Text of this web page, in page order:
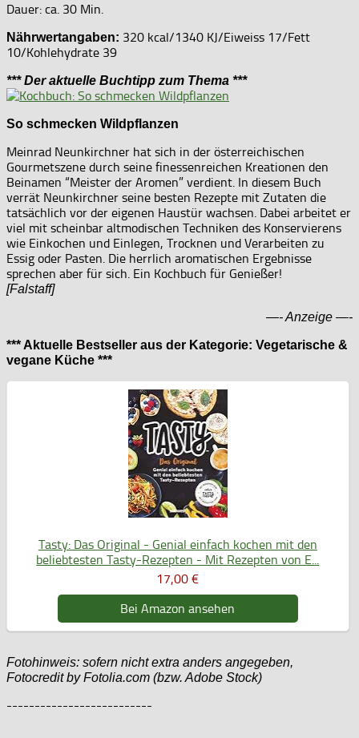
Dauer: ca. 30 Min.
Nährwertangaben: 320 kcal/1340 KJ/Eiweiss 17/Fett
10/Kohlehydrate 39
*** Der aktuelle Buchtipp zum Thema ***
So schmecken Wildpflanzen
Meinrad Neunkirchner hat sich in der österreichischen
Gourmetszene durch seine finessenreichen Kreationen den
Beinamen “Meister der Aromen” verdient. In diesem Buch
verrät Neunkirchner seine besten Rezepte mit Zutaten die
tatsächlich vor der eigenen Haustür wachsen. Dabei arbeitet er
viel mit scheinbar altmodischen Techniken des Konservierens
wie Einkochen und Einlegen, Trocknen und Verarbeiten zu
Essig oder Pasten. Die herrlich aromatischen Ergebnisse
sprechen aber für sich. Ein Kochbuch für Genießer!
[Falstaff]
—- Anzeige —-
*** Aktuelle Bestseller aus der Kategorie: Vegetarische &
vegane Küche ***
Tasty: Das Original - Genial einfach kochen mit den
beliebtesten Tasty-Rezepten - Mit Rezepten von E...
17,00 €
Bei Amazon ansehen
Fotohinweis: sofern nicht extra anders angegeben,
Fotocredit by Fotolia.com (bzw. Adobe Stock)
--------------------------